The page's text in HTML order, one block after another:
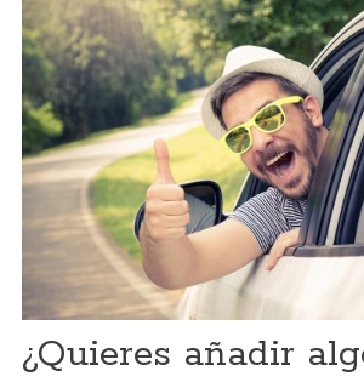
¿Quieres añadir